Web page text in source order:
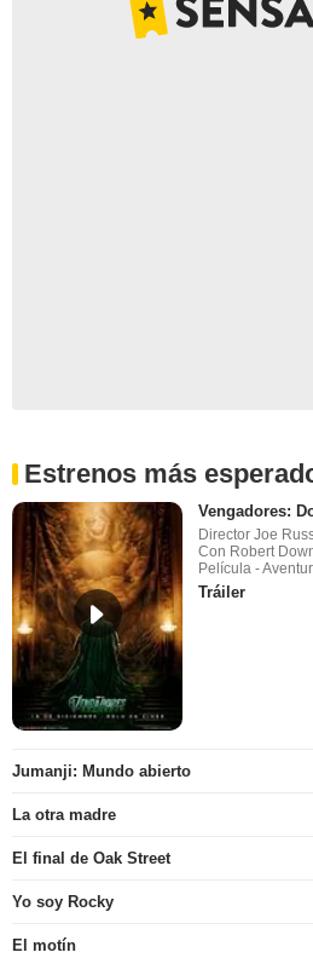
Estrenos más
Vengadores:
Director Joe
Con Robert
Película -
Tráiler
Jumanji: Mundo abierto
La otra madre
El final de Oak Street
Yo soy Rocky
El motín